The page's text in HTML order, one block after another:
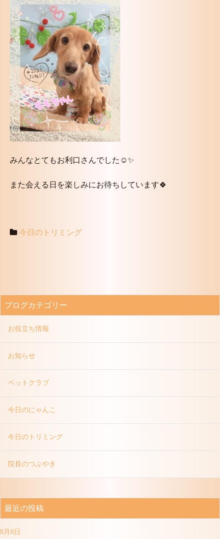
みんなとてもお利口さんでした☺️✨
また会える日を楽しみにお待ちしています🍀
今日のトリミング
ブログカテゴリー
お役立ち情報
お知らせ
ペットクラブ
今日のにゃんこ
今日のトリミング
院長のつぶやき
最近の投稿
8月8日